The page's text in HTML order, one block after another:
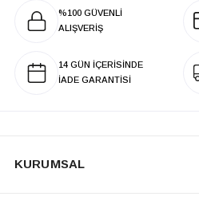
%100 GÜVENLİ
ALIŞVERİŞ
14 GÜN İÇERİSİNDE
İADE GARANTİSİ
KURUMSAL